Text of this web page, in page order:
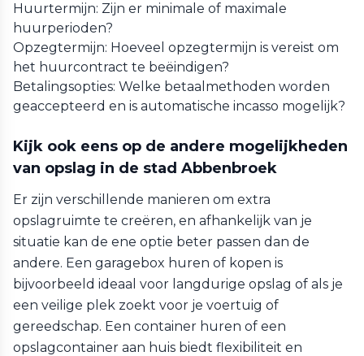
Huurtermijn: Zijn er minimale of maximale
huurperioden?
Opzegtermijn: Hoeveel opzegtermijn is vereist om
het huurcontract te beëindigen?
Betalingsopties: Welke betaalmethoden worden
geaccepteerd en is automatische incasso mogelijk?
Kijk ook eens op de andere mogelijkheden
van opslag in de stad Abbenbroek
Er zijn verschillende manieren om extra
opslagruimte te creëren, en afhankelijk van je
situatie kan de ene optie beter passen dan de
andere. Een garagebox huren of kopen is
bijvoorbeeld ideaal voor langdurige opslag of als je
een veilige plek zoekt voor je voertuig of
gereedschap. Een container huren of een
opslagcontainer aan huis biedt flexibiliteit en